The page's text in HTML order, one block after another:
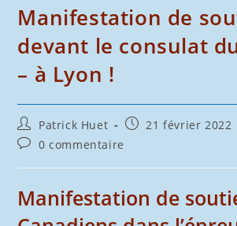
Manifestation de
devant le consulat
– à Lyon !
Auteur/autrice
de
la
publication :
Patrick Huet
Publication
21 février 2022
Commentaires
la
publication :
0 commentaire
Manifestation de